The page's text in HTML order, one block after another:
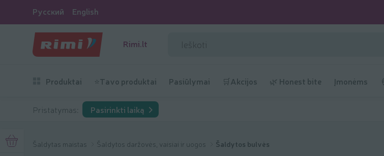
Русский English
Rimi.lt
Produktai ⭐Tavo produktai Pasiūlymai 🛒Akcijos 🌿 Honest bite Įmonėms
Pristatymas: Pasirinkti laiką
Šaldytas maistas Šaldytos daržovės, vaisiai ir uogos Šaldytos bulvės